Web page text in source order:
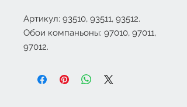
Артикул: 93510, 93511, 93512.
Обои компаньоны: 97010, 97011,
97012.